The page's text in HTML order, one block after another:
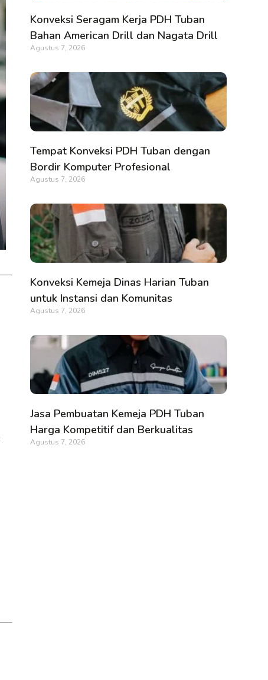
Konveksi Seragam Kerja PDH Tuban
Bahan American Drill dan Nagata Drill
Agustus 7, 2026
Tempat Konveksi PDH Tuban dengan
Bordir Komputer Profesional
Agustus 7, 2026
Konveksi Kemeja Dinas Harian Tuban
untuk Instansi dan Komunitas
Agustus 7, 2026
Jasa Pembuatan Kemeja PDH Tuban
Harga Kompetitif dan Berkualitas
Agustus 7, 2026